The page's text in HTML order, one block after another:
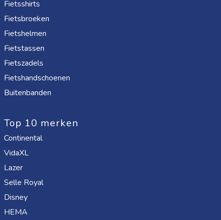
Fietsshirts
Fietsbroeken
Fietshelmen
Fietstassen
Fietszadels
Fietshandschoenen
Buitenbanden
Top 10 merken
Continental
VidaXL
Lazer
Selle Royal
Disney
HEMA